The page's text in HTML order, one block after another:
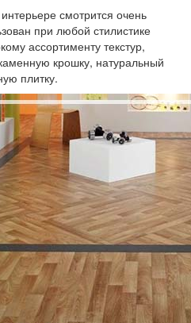
смотрится очень
при любой стилистике
ассортименту текстур,
крошку, натуральный
плитку.